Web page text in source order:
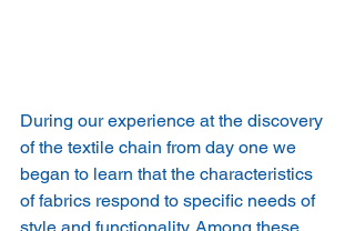
During our experience at the discovery
of the textile chain from day one we
began to learn that the characteristics
of fabrics respond to specific needs of